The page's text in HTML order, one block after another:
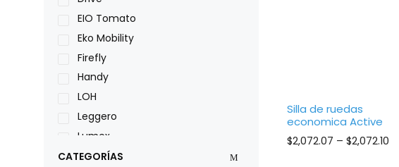
Silla de ruedas
economica Active
$2,072.07 – $2,072.10
EIO Tomato
Eko Mobility
Firefly
Handy
LOH
Leggero
Lumex
Medical Store
CATEGORÍAS